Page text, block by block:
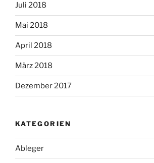
Juli 2018
Mai 2018
April 2018
März 2018
Dezember 2017
KATEGORIEN
Ableger